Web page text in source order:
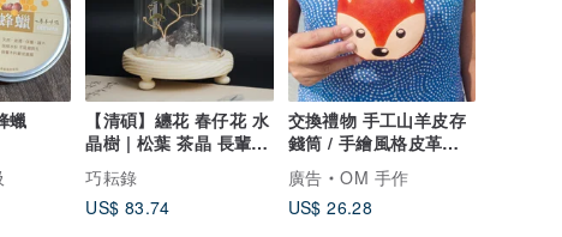
蠟
【清碩】纏花 春仔花 水
晶樹 | 松葉 茶晶 長輩
老師
巧耘錄
US$ 83.74
交換禮物 手工山羊皮存
錢筒 / 手繪風格皮革錢
包 - 森林風狐狸先生
廣告
OM 手作
US$ 26.28